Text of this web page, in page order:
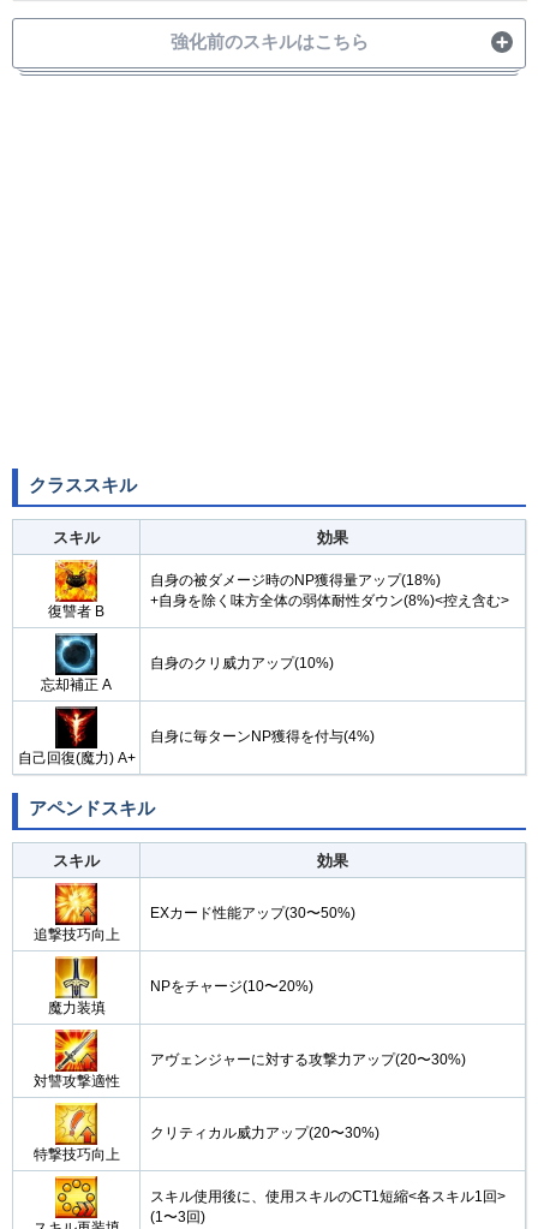
強化前のスキルはこちら
クラススキル
スキル 効果
復讐者 B
自身の被ダメージ時のNP獲得量アップ(18%)
+自身を除く味方全体の弱体耐性ダウン(8%)<控え含む>
忘却補正 A
自身のクリ威力アップ(10%)
自己回復(魔力) A+
自身に毎ターンNP獲得を付与(4%)
アペンドスキル
スキル 効果
追撃技巧向上
EXカード性能アップ(30〜50%)
魔力装填
NPをチャージ(10〜20%)
対讐攻撃適性
アヴェンジャーに対する攻撃力アップ(20〜30%)
特撃技巧向上
クリティカル威力アップ(20〜30%)
スキル使用後に、使用スキルのCT1短縮<各スキル1回>
(1〜3回)